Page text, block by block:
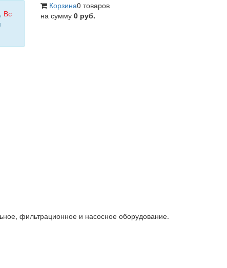
, Вс
Корзина0 товаров
на сумму 0 руб.
фильтрационное и насосное оборудование.